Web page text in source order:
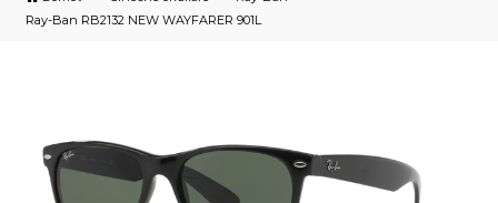
Ray-Ban RB2132 NEW WAYFARER 901L